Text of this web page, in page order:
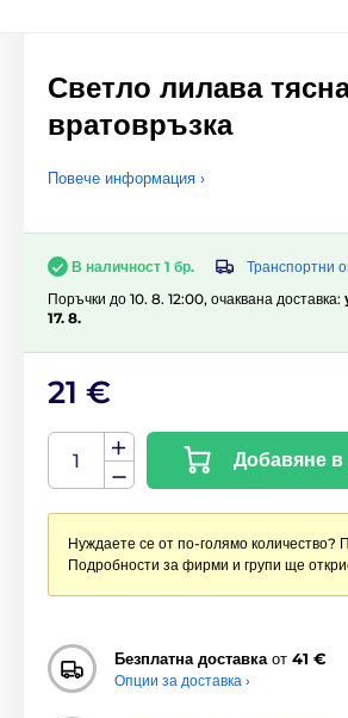
Светло лилава
вратовръзка
Повече информация ›
В наличност 1 бр.
Транспортни
Поръчки до 10. 8. 12:00, очаквана доставка:
17. 8.
21 €
Добавяне
Нуждаете се от по-голямо количество?
Подробности за фирми и групи ще
Безплатна доставка от 41 €
Опции за доставка ›